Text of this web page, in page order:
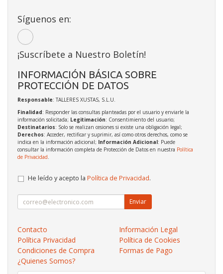
Síguenos en:
¡Suscríbete a Nuestro Boletín!
INFORMACIÓN BÁSICA SOBRE
PROTECCIÓN DE DATOS
Responsable: TALLERES XUSTAS, S.L.U.
Finalidad: Responder las consultas planteadas por el usuario y enviarle la
información solicitada; Legitimación: Consentimiento del usuario;
Destinatarios: Solo se realizan cesiones si existe una obligación legal;
Derechos: Acceder, rectificar y suprimir, así como otros derechos, como se
indica en la información adicional; Información Adicional: Puede
consultar la información completa de Protección de Datos en nuestra Política
de Privacidad.
He leído y acepto la Política de Privacidad.
Enviar
Contacto
Información Legal
Política Privacidad
Política de Cookies
Condiciones de Compra
Formas de Pago
¿Quienes Somos?